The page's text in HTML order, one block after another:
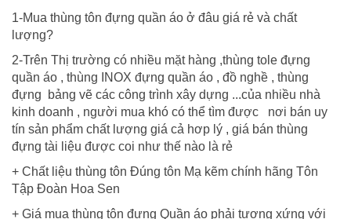
1-Mua thùng tôn đựng quần áo ở đâu giá rẻ và chất
lượng?
2-Trên Thị trường có nhiều mặt hàng ,thùng tole đựng
quần áo , thùng INOX đựng quần áo , đồ nghề , thùng
đựng bảng vẽ các công trình xây dựng ...của nhiều nhà
kinh doanh , người mua khó có thể tìm được nơi bán uy
tín sản phẩm chất lượng giá cả hơp lý , giá bán thùng
đựng tài liệu được coi như thế nào là rẻ
+ Chất liệu thùng tôn Đúng tôn Mạ kẽm chính hãng Tôn
Tập Đoàn Hoa Sen
+ Giá mua thùng tôn đựng Quần áo phải tương xứng với